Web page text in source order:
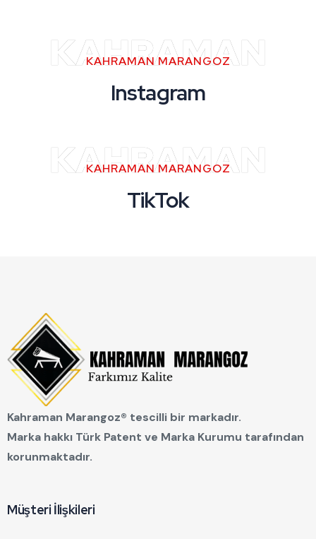
KAHRAMAN MARANGOZ
Instagram
KAHRAMAN
KAHRAMAN MARANGOZ
TikTok
KAHRAMAN
Kahraman Marangoz® tescilli bir markadır.
Marka hakkı Türk Patent ve Marka Kurumu tarafından
korunmaktadır.
Müşteri İlişkileri